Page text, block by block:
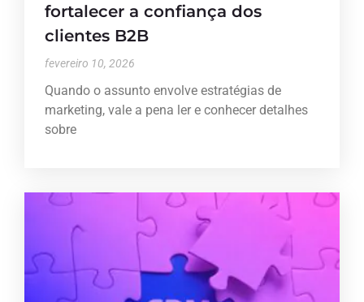
fortalecer a confiança dos
clientes B2B
fevereiro 10, 2026
Quando o assunto envolve estratégias de
marketing, vale a pena ler e conhecer detalhes
sobre